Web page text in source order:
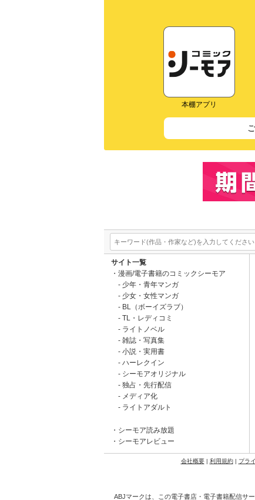
本棚アプリ
サイト一覧
漫画/電子書籍のコミックシーモア
少年・青年マンガ
少女・女性マンガ
BL（ボーイズラブ）
TL・レディコミ
ライトノベル
雑誌・写真集
小説・実用書
ハーレクイン
シーモアオリジナル
独占・先行配信
メディア化
ライトアダルト
シーモア読み放題
シーモアレビュー
会社概要| 利用規約| プラ
ABJマークは、この電子書店・電子書籍配信サ